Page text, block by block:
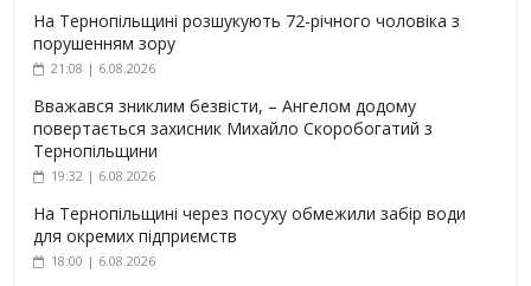
На Тернопільщині розшукують 72-річного чоловіка з
порушенням зору
21:08 | 6.08.2026
Вважався зниклим безвісти, – Ангелом додому
повертається захисник Михайло Скоробогатий з
Тернопільщини
19:32 | 6.08.2026
На Тернопільщині через посуху обмежили забір води
для окремих підприємств
18:00 | 6.08.2026